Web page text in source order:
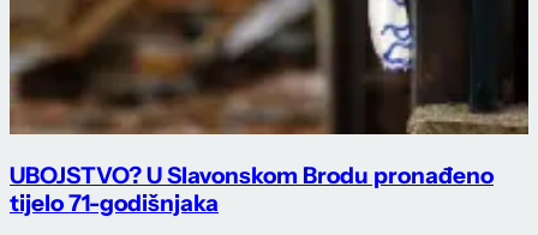
UBOJSTVO? U Slavonskom Brodu pronađeno
tijelo 71-godišnjaka